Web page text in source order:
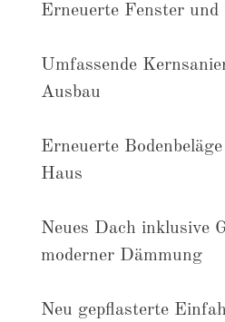
Erneuerte Fenster und
Umfassende
Ausbau
Erneuerte
Haus
Neues Dach inklusive
moderner Dämmung
Neu gepflasterte